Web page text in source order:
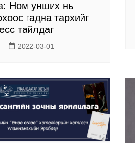
Ном унших нь
гадна тархийг
тайлдаг
2022-03-01